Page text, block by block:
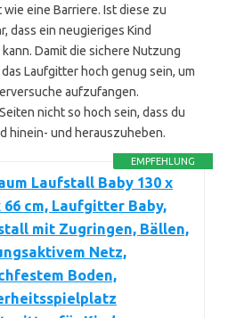
eine Barriere. Ist diese zu
dass ein neugieriges Kind
Damit die sichere Nutzung
Laufgitter hoch genug sein, um
aufzufangen.
nicht so hoch sein, dass du
hinein- und herauszuheben.
EMPFEHLUNG
Laufstall Baby 130 x
66 cm, Laufgitter Baby,
mit Zugringen, Bällen,
Netz,
Boden,